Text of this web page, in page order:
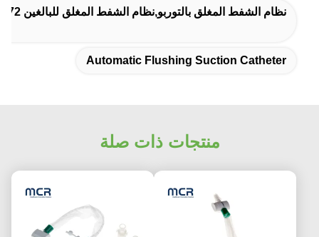
نظام الشفط المغلق بالتوربو,نظام الشفط المغلق للبالغين 72 ساعة,نظام الشفط المغلق الطبي مع التوربو
Automatic Flushing Suction Catheter
منتجات ذات صلة